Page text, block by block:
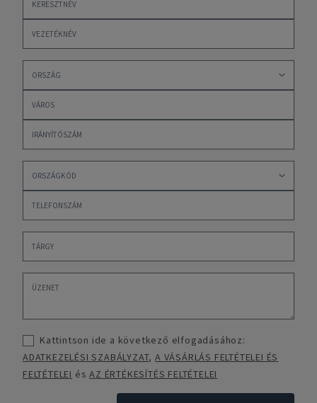
Kattintson ide a következő elfogadásához:
ADATKEZELÉSI SZABÁLYZAT,A VÁSÁRLÁS FELTÉTELEI ÉS
FELTÉTELEI ésAZ ÉRTÉKESÍTÉS FELTÉTELEI